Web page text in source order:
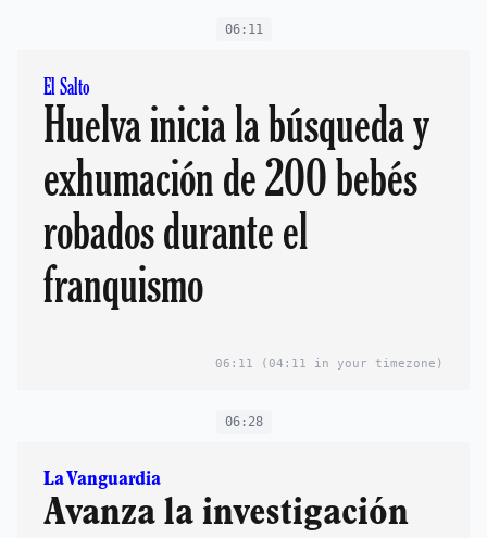
06:11
El Salto
Huelva inicia la búsqueda y
exhumación de 200 bebés
robados durante el
franquismo
06:11 (04:11 in your timezone)
06:28
La Vanguardia
Avanza la investigación